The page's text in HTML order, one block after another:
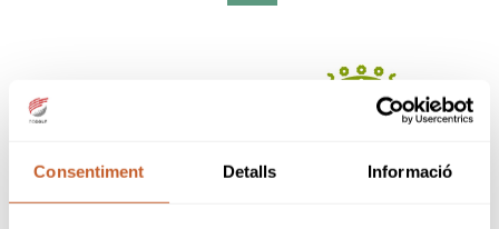
Consentiment Detalls Informació